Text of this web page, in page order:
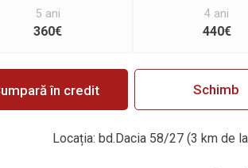
5 ani
360€
4 ani
440€
în credit Schimb
Locația: bd.Dacia 58/27 (3 km de